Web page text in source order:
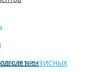
КРИЗИСНЫХ